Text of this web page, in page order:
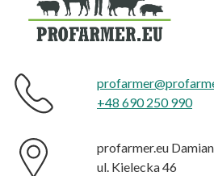
+48 690 250 990
profarmer.eu
ul. Kielecka 46